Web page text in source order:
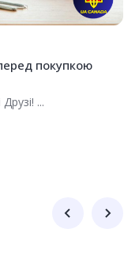
...
Монреаль Théâtre